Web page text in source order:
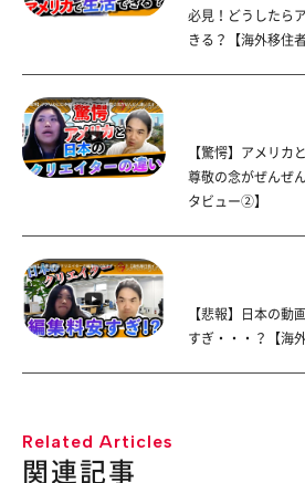
必見！どうしたら
きる？【海外移住
【驚愕】アメリカ
尊敬の念がぜんぜ
タビュー②】
【悲報】日本の動
すぎ・・・？【海
Related Articles
関連記事